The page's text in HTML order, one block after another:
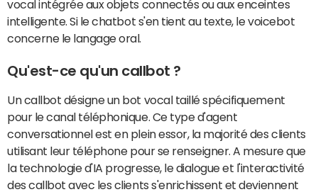
vocal intégrée aux objets connectés ou aux enceintes
intelligente. Si le chatbot s'en tient au texte, le voicebot
concerne le langage oral.
Qu'est-ce qu'un callbot ?
Un callbot désigne un bot vocal taillé spécifiquement
pour le canal téléphonique. Ce type d'agent
conversationnel est en plein essor, la majorité des clients
utilisant leur téléphone pour se renseigner. A mesure que
la technologie d'IA progresse, le dialogue et l'interactivité
des callbot avec les clients s'enrichissent et deviennent